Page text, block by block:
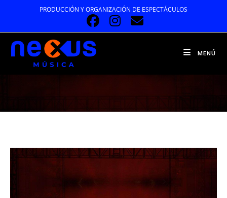
contenido
PRODUCCIÓN Y ORGANIZACIÓN DE ESPECTÁCULOS
MENÚ